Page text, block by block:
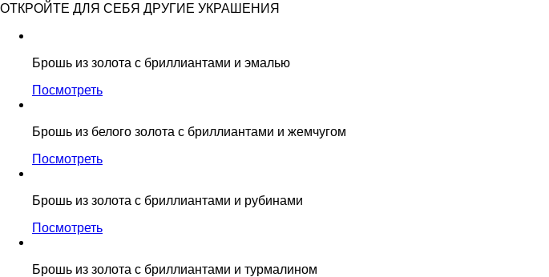
ОТКРОЙТЕ ДЛЯ СЕБЯ ДРУГИЕ УКРАШЕНИЯ
Брошь из золота c бриллиантами и эмалью
Посмотреть
Брошь из белого золота с бриллиантами и жемчугом
Посмотреть
Брошь из золота с бриллиантами и рубинами
Посмотреть
Брошь из золота с бриллиантами и турмалином